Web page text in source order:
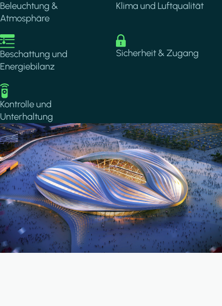
Beleuchtung &
Atmosphäre
Klima und Luftqualität
Image
Beschattung und
Energiebilanz
Image
Sicherheit & Zugang
Image
Kontrolle und
Unterhaltung